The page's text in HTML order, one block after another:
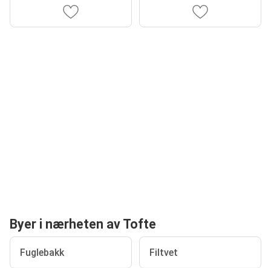
Byer i nærheten av Tofte
Fuglebakk Filtvet